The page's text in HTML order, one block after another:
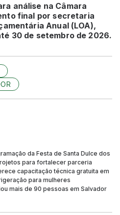
análise na Câmara
final por secretaria
Anual (LOA),
30 de setembro de 2026.
da Festa de Santa Dulce dos
para fortalecer parceria
capacitação técnica gratuita em
para mulheres
mais de 90 pessoas em Salvador